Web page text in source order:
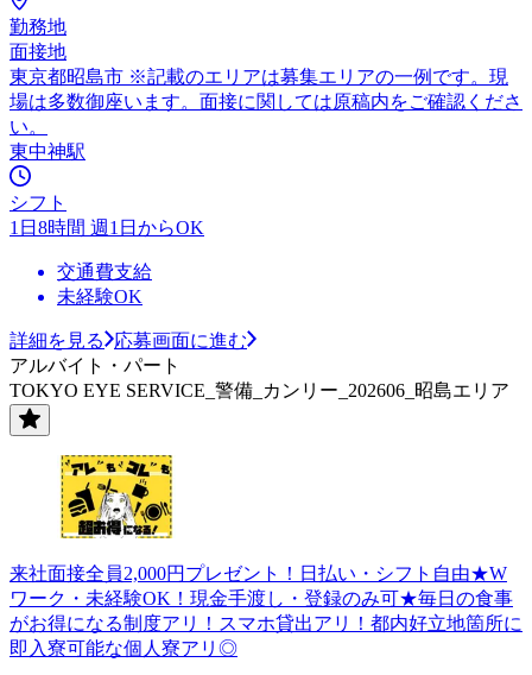
勤務地
面接地
東京都昭島市 ※記載のエリアは募集エリアの一例です。現
場は多数御座います。面接に関しては原稿内をご確認くださ
い。
東中神駅
シフト
1日8時間 週1日からOK
交通費支給
未経験OK
詳細を見る
応募画面に進む
アルバイト・パート
TOKYO EYE SERVICE_警備_カンリー_202606_昭島エリア
来社面接全員2,000円プレゼント！日払い・シフト自由★W
ワーク・未経験OK！現金手渡し・登録のみ可★毎日の食事
がお得になる制度アリ！スマホ貸出アリ！都内好立地箇所に
即入寮可能な個人寮アリ◎